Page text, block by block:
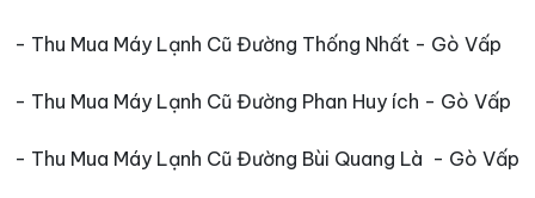
- Thu Mua Máy Lạnh Cũ Đường Thống Nhất - Gò Vấp
- Thu Mua Máy Lạnh Cũ Đường Phan Huy ích - Gò Vấp
- Thu Mua Máy Lạnh Cũ Đường Bùi Quang Là - Gò Vấp